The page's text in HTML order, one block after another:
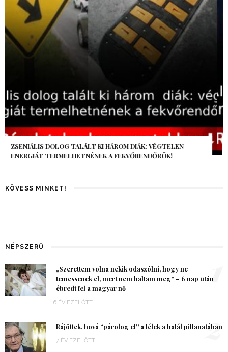
AZ AI-VILÁGVÉGE ÁRNYÉKA, CSAK PÁR ÓRA VOLT, MÉGIS AZ
EGÉSZ VILÁG MEGÉREZTE…
KÖVESS MINKET!
NÉPSZERŰ
„Szerettem volna nekik odaszólni, hogy ne
temessenek el, mert nem haltam meg” – 6 nap után
ébredt fel a magyar nő
6 ÉV EZELŐTT
1
Rájöttek, hová “párolog el” a lélek a halál pillanatában
7 ÉV EZELŐTT 2